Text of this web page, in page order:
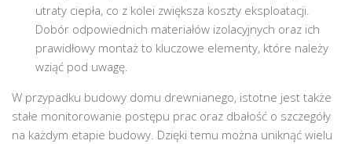
utraty ciepła, co z kolei zwiększa koszty eksploatacji.
Dobór odpowiednich materiałów izolacyjnych oraz ich
prawidłowy montaż to kluczowe elementy, które należy
wziąć pod uwagę.
W przypadku budowy domu drewnianego, istotne jest także
stałe monitorowanie postępu prac oraz dbałość o szczegóły
na każdym etapie budowy. Dzięki temu można uniknąć wielu